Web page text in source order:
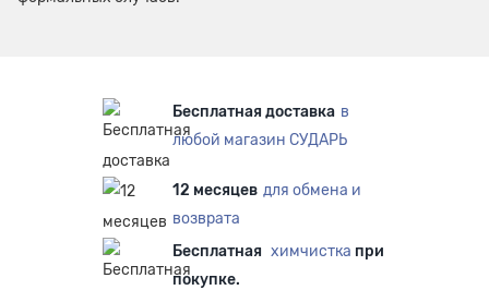
Бесплатная доставка в
любой магазин СУДАРЬ
12 месяцев для обмена и
возврата
Бесплатная химчистка при
покупке.